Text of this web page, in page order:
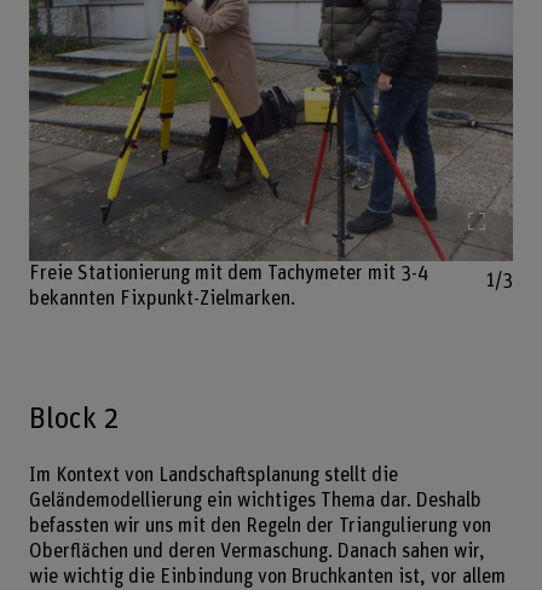
Bild
Freie Stationierung mit dem Tachymeter mit 3-4
bekannten Fixpunkt-Zielmarken.
1/3
Block 2
Im Kontext von Landschaftsplanung stellt die
Geländemodellierung ein wichtiges Thema dar. Deshalb
befassten wir uns mit den Regeln der Triangulierung von
Oberflächen und deren Vermaschung. Danach sahen wir,
wie wichtig die Einbindung von Bruchkanten ist, vor allem